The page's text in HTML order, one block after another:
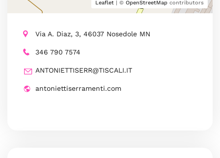
Leaflet | © OpenStreetMap contributors
Via A. Diaz, 3, 46037 Nosedole MN
346 790 7574
ANTONIETTISERR@TISCALI.IT
antoniettiserramenti.com